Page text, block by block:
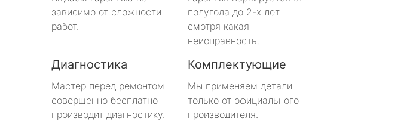
зависимо от сложности
работ.
полугода до 2-х лет
смотря какая
неисправность.
Диагностика
Мастер перед ремонтом
совершенно бесплатно
производит диагностику.
Комплектующие
Мы применяем детали
только от официального
производителя.